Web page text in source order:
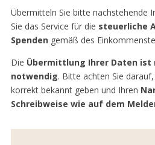
Übermitteln Sie bitte nachstehende
Sie das Service für die steuerliche
Spenden gemäß des
Die Übermittlung Ihrer Daten ist
notwendig. Bitte achten Sie
korrekt bekannt geben und Ihren
Schreibweise wie auf dem